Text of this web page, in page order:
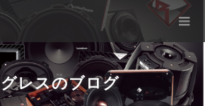
レスのブログ